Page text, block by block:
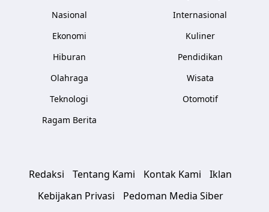
Nasional
Ekonomi
Hiburan
Olahraga
Teknologi
Ragam Berita
Internasional
Kuliner
Pendidikan
Wisata
Otomotif
Redaksi Tentang Kami Kontak Kami
Iklan
Kebijakan Privasi
Pedoman Media Siber